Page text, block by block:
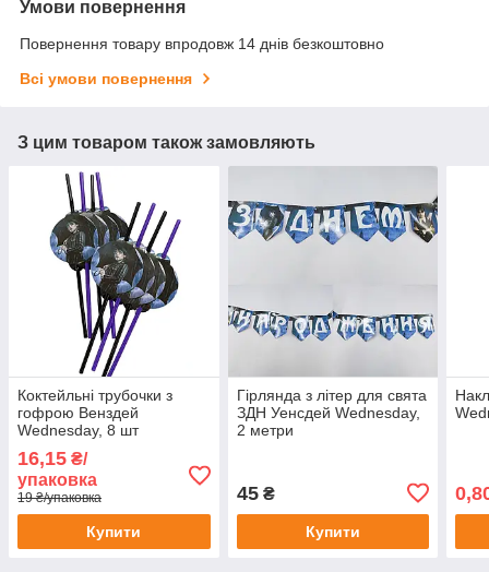
Умови повернення
Повернення товару впродовж 14 днів безкоштовно
Всі умови повернення
З цим товаром також замовляють
Коктейльні трубочки з
гофрою Венздей
Wednesday, 8 шт
16,15 ₴/
упаковка
19 ₴/упаковка
Купити
Гірлянда з літер для свята
ЗДН Уенсдей Wednesday,
2 метри
45₴
Купити